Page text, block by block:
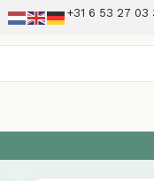
+31 6 53 27 03